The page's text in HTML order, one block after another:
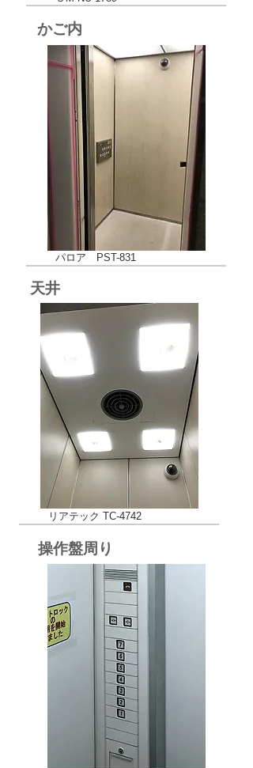
かご内
パロア PST-831
​天井
リアテック TC-4742
操作盤周り